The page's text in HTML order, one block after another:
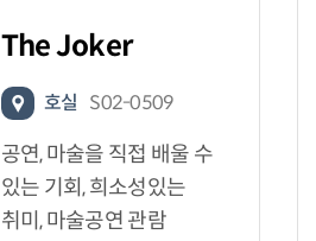
The Joker
호실 S02-0509
공연, 마술을 직접 배울 수
있는 기회, 희소성있는
취미, 마술공연 관람